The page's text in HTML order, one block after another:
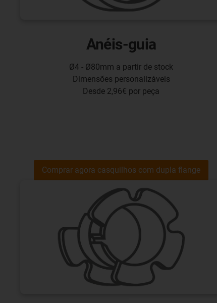
Anéis-guia
Ø4 - Ø80mm a partir de stock
Dimensões personalizáveis
Desde 2,96€ por peça
Comprar agora casquilhos com dupla flange